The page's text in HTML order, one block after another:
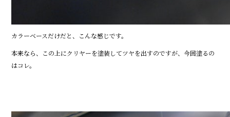
カラーベースだけだと、こんな感じです。
本来なら、この上にクリヤーを塗装してツヤを出すのですが、今回塗るの
はコレ。